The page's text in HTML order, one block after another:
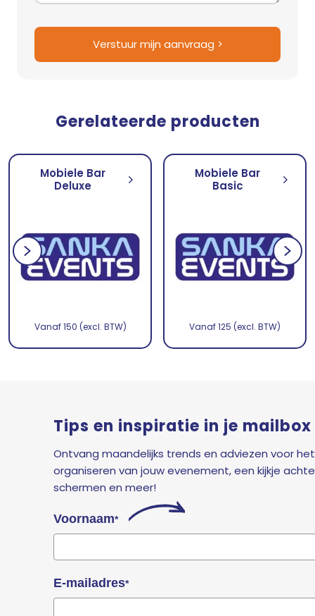
Verstuur mijn aanvraag >
Gerelateerde producten
Mobiele Bar
Deluxe
Vanaf 150 (excl. BTW)
Mobiele Bar
Basic
Vanaf 125 (excl. BTW)
Tips en inspiratie in je mailbox
Ontvang maandelijks trends en adviezen voor het
organiseren van jouw evenement, een kijkje
schermen en meer!
Voornaam*
E-mailadres*